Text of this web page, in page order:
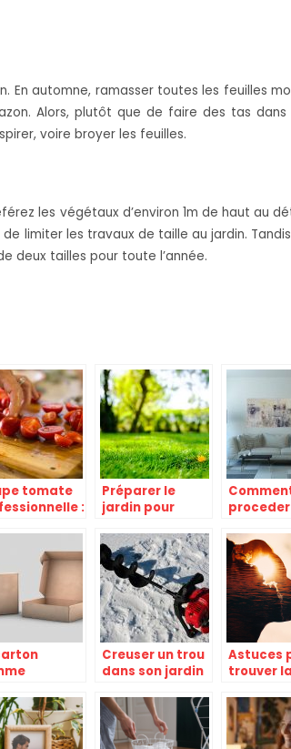
automne, ramasser toutes les feuilles
Alors, plutôt que de faire des tas
voire broyer les feuilles.
les végétaux d’environ 1m de haut au
les travaux de taille au jardin.
deux tailles pour toute l’année.
tomate
:
Préparer le
jardin pour
printemps
de son
Creuser un trou
dans son jardin
Astuces
trouver la
voyance
gratuite